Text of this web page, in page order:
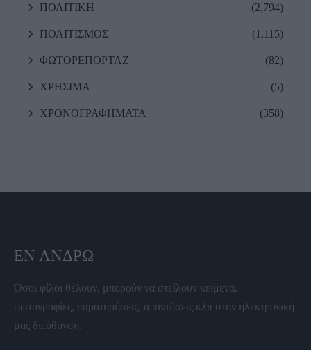
ΠΟΛΙΤΙΚΗ (2,794)
ΠΟΛΙΤΙΣΜΟΣ (1,115)
ΦΩΤΟΡΕΠΟΡΤΑΖ (82)
ΧΡΗΣΙΜΑ (5)
ΧΡΟΝΟΓΡΑΦΗΜΑΤΑ (358)
ΕΝ ΆΝΔΡΩ
Όσοι φίλοι θέλουν, μπορούν να στείλουν κείμενα,
φωτογραφίες, παρατηρήσεις, απαντήσεις κλπ στην ηλεκτρονική
μας διεύθυνση.